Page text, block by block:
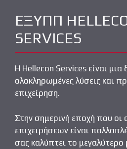
ΕΞΥΠΠ
SERVICES
Η Hellecon Services είναι μια
ολοκληρωμένες λύσεις και
επιχείρηση.
Στην σημερινή εποχή που οι
επιχειρήσεων είναι
σας καλύπτει το